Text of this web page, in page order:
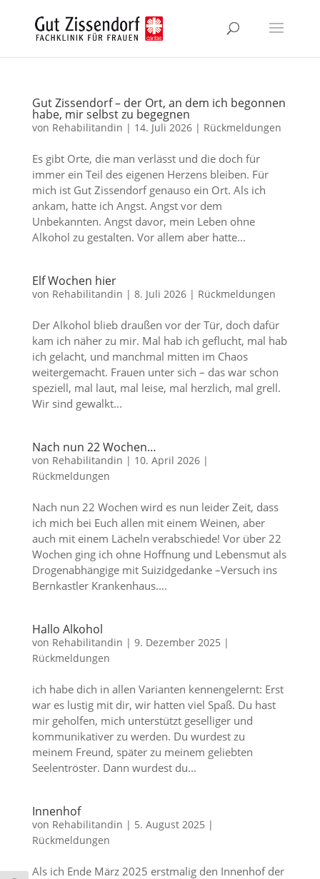
springen
Gut Zissendorf – der Ort, an dem ich begonnen
habe, mir selbst zu begegnen
von Rehabilitandin | 14. Juli 2026| Rückmeldungen
Es gibt Orte, die man verlässt und die doch für
immer ein Teil des eigenen Herzens bleiben. Für
mich ist Gut Zissendorf genauso ein Ort. Als ich
ankam, hatte ich Angst. Angst vor dem
Unbekannten. Angst davor, mein Leben ohne
Alkohol zu gestalten. Vor allem aber hatte...
Elf Wochen hier
von Rehabilitandin | 8. Juli 2026| Rückmeldungen
Der Alkohol blieb draußen vor der Tür, doch dafür
kam ich näher zu mir. Mal hab ich geflucht, mal hab
ich gelacht, und manchmal mitten im Chaos
weitergemacht. Frauen unter sich – das war schon
speziell, mal laut, mal leise, mal herzlich, mal grell.
Wir sind gewalkt...
Nach nun 22 Wochen…
von Rehabilitandin | 10. April 2026|
Rückmeldungen
Nach nun 22 Wochen wird es nun leider Zeit, dass
ich mich bei Euch allen mit einem Weinen, aber
auch mit einem Lächeln verabschiede! Vor über 22
Wochen ging ich ohne Hoffnung und Lebensmut als
Drogenabhängige mit Suizidgedanke –Versuch ins
Bernkastler Krankenhaus....
Hallo Alkohol
von Rehabilitandin | 9. Dezember 2025 |
Rückmeldungen
ich habe dich in allen Varianten kennengelernt: Erst
war es lustig mit dir, wir hatten viel Spaß. Du hast
mir geholfen, mich unterstützt geselliger und
kommunikativer zu werden. Du wurdest zu
meinem Freund, später zu meinem geliebten
Seelentröster. Dann wurdest du...
Innenhof
von Rehabilitandin | 5. August 2025 |
Rückmeldungen
Als ich Ende März 2025 erstmalig den Innenhof der